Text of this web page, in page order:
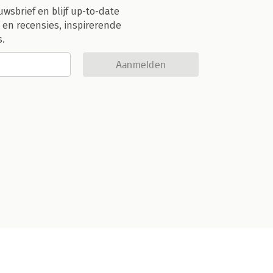
en blijf up-to-date
recensies, inspirerende
Aanmelden